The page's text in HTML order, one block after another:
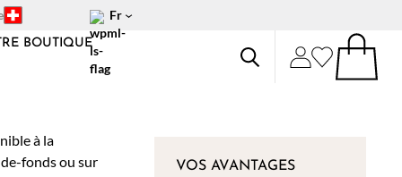
Fr
BOUTIQUE
VOS AVANTAGES